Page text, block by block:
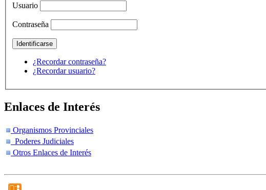
Usuario
Contraseña
¿Recordar contraseña?
¿Recordar usuario?
Enlaces de Interés
Organismos Provinciales
Poderes Judiciales
Otros Enlaces de Interés